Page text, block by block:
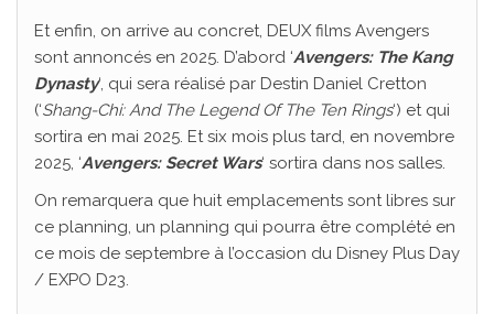
Et enfin, on arrive au concret, DEUX films Avengers
sont annoncés en 2025. D’abord ‘Avengers: The Kang
Dynasty‘, qui sera réalisé par Destin Daniel Cretton
(‘Shang-Chi: And The Legend Of The Ten Rings‘) et qui
sortira en mai 2025. Et six mois plus tard, en novembre
2025, ‘Avengers: Secret Wars‘ sortira dans nos salles.
On remarquera que huit emplacements sont libres sur
ce planning, un planning qui pourra être complété en
ce mois de septembre à l’occasion du Disney Plus Day
/ EXPO D23.